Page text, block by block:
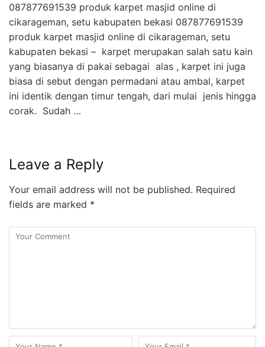
087877691539 produk karpet masjid online di
cikarageman, setu kabupaten bekasi 087877691539
produk karpet masjid online di cikarageman, setu
kabupaten bekasi – karpet merupakan salah satu kain
yang biasanya di pakai sebagai alas , karpet ini juga
biasa di sebut dengan permadani atau ambal, karpet
ini identik dengan timur tengah, dari mulai jenis hingga
corak. Sudah …
Leave a Reply
Your email address will not be published. Required
fields are marked *